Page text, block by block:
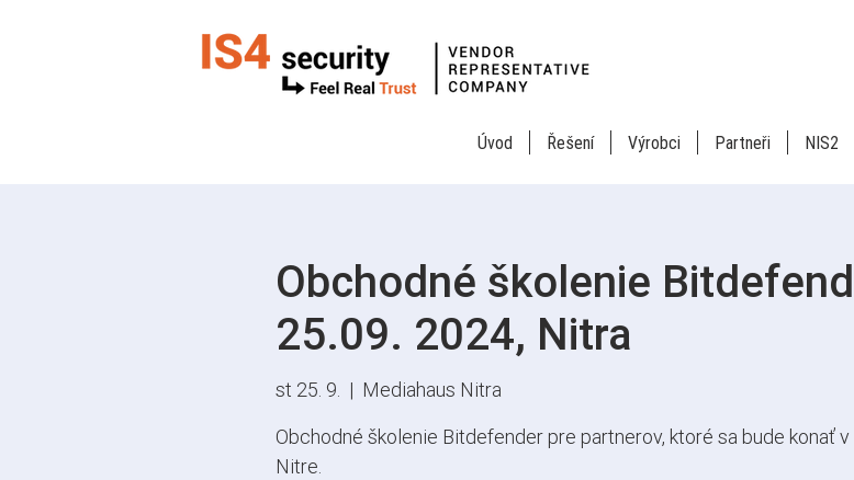
Úvod Řešení Výrobci Partneři NIS2
Obchodné školenie
25.09. 2024, Nitra
st 25. 9.
  |
Mediahaus Nitra
Obchodné školenie Bitdefender pre partnerov, ktoré sa bude konať v
Nitre.